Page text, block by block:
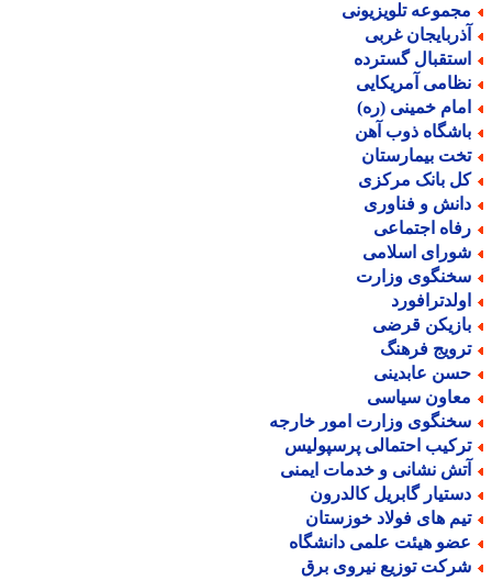
تلویزیونی
غربی
گسترده
آمریکایی
خمینی (ره)
ذوب آهن
بیمارستان
بانک مرکزی
و فناوری
اجتماعی
اسلامی
وزارت
قرضی
فرهنگ
عابدینی
سیاسی
وزارت امور خارجه
احتمالی پرسپولیس
نشانی و خدمات ایمنی
گابریل کالدرون
های فولاد خوزستان
هیئت علمی دانشگاه
توزیع نیروی برق